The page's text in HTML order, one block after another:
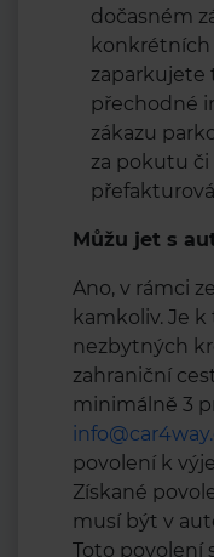
dočasném
konkrétních
zaparkujete
přechodné
zákazu
za pokutu
Můžu jet s
Ano, v rámci
kamkoliv. Je
nezbytných
zahraniční
minimálně 3
povolení k
Získané
musí být v
Toto povolení